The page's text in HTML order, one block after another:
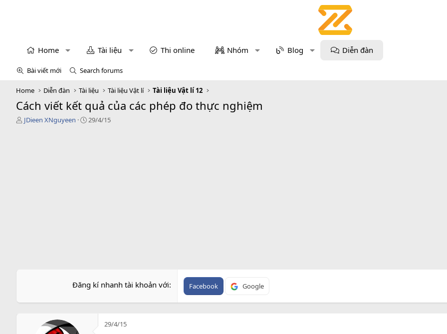
Home Tài liệu Thi online Nhóm Blog Diễn đàn
Bài viết mới Search forums
Home Diễn đàn Tài liệu Tài liệu Vật lí Tài liệu Vật lí 12
Cách viết kết quả của các phép đo thực nghiệm
T
JDieen XNguyeen
N
29/4/15
Đăng kí nhanh tài khoản với Facebook Google
29/4/15